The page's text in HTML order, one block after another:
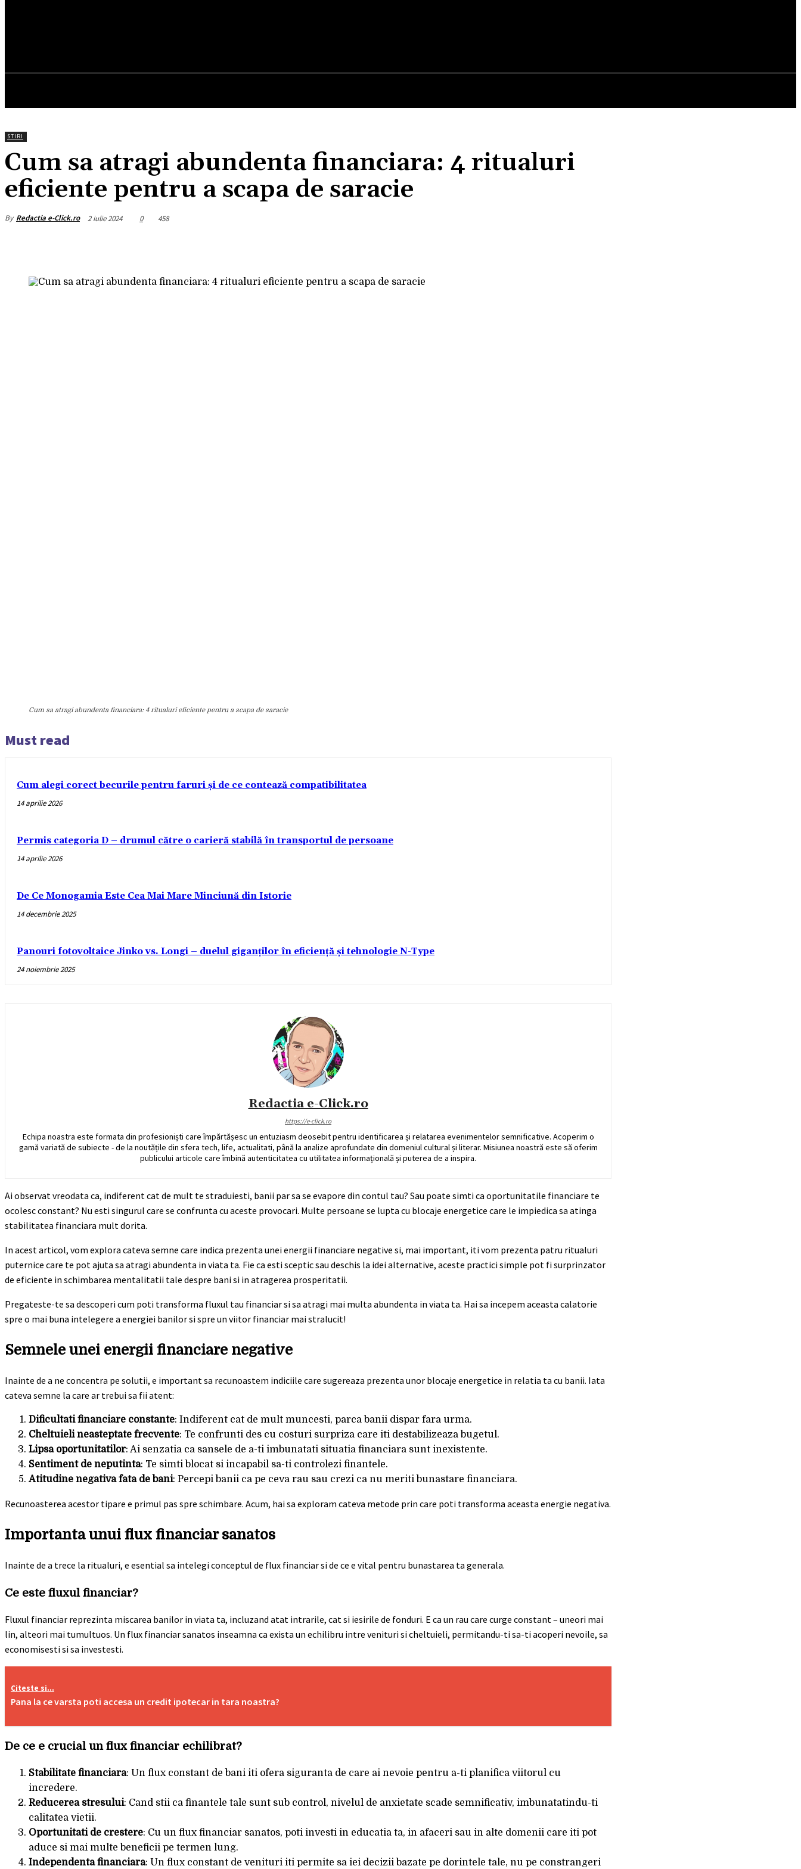
STIRI
Cum sa atragi abundenta financiara: 4 ritualuri
eficiente pentru a scapa de saracie
By Redactia e-Click.ro 2 iulie 2024 0 458
Cum sa atragi abundenta financiara: 4 ritualuri eficiente pentru a scapa de saracie
Must read
Cum alegi corect becurile pentru faruri și de ce contează compatibilitatea
14 aprilie 2026
Permis categoria D – drumul către o carieră stabilă în transportul de persoane
14 aprilie 2026
De Ce Monogamia Este Cea Mai Mare Minciună din Istorie
14 decembrie 2025
Panouri fotovoltaice Jinko vs. Longi – duelul giganților în eficiență și tehnologie N-Type
24 noiembrie 2025
Redactia e-Click.ro
https://e-click.ro
Echipa noastra este formata din profesioniști care împărtășesc un entuziasm deosebit pentru identificarea și relatarea evenimentelor semnificative. Acoperim o
gamă variată de subiecte - de la noutățile din sfera tech, life, actualitati, până la analize aprofundate din domeniul cultural și literar. Misiunea noastră este să oferim
publicului articole care îmbină autenticitatea cu utilitatea informațională și puterea de a inspira.
Ai observat vreodata ca, indiferent cat de mult te straduiesti, banii par sa se evapore din contul tau? Sau poate simti ca oportunitatile financiare te
ocolesc constant? Nu esti singurul care se confrunta cu aceste provocari. Multe persoane se lupta cu blocaje energetice care le impiedica sa atinga
stabilitatea financiara mult dorita.
In acest articol, vom explora cateva semne care indica prezenta unei energii financiare negative si, mai important, iti vom prezenta patru ritualuri
puternice care te pot ajuta sa atragi abundenta in viata ta. Fie ca esti sceptic sau deschis la idei alternative, aceste practici simple pot fi surprinzator
de eficiente in schimbarea mentalitatii tale despre bani si in atragerea prosperitatii.
Pregateste-te sa descoperi cum poti transforma fluxul tau financiar si sa atragi mai multa abundenta in viata ta. Hai sa incepem aceasta calatorie
spre o mai buna intelegere a energiei banilor si spre un viitor financiar mai stralucit!
Semnele unei energii financiare negative
Inainte de a ne concentra pe solutii, e important sa recunoastem indiciile care sugereaza prezenta unor blocaje energetice in relatia ta cu banii. Iata
cateva semne la care ar trebui sa fii atent:
Dificultati financiare constante: Indiferent cat de mult muncesti, parca banii dispar fara urma.
Cheltuieli neasteptate frecvente: Te confrunti des cu costuri surpriza care iti destabilizeaza bugetul.
Lipsa oportunitatilor: Ai senzatia ca sansele de a-ti imbunatati situatia financiara sunt inexistente.
Sentiment de neputinta: Te simti blocat si incapabil sa-ti controlezi finantele.
Atitudine negativa fata de bani: Percepi banii ca pe ceva rau sau crezi ca nu meriti bunastare financiara.
Recunoasterea acestor tipare e primul pas spre schimbare. Acum, hai sa exploram cateva metode prin care poti transforma aceasta energie negativa.
Importanta unui flux financiar sanatos
Inainte de a trece la ritualuri, e esential sa intelegi conceptul de flux financiar si de ce e vital pentru bunastarea ta generala.
Ce este fluxul financiar?
Fluxul financiar reprezinta miscarea banilor in viata ta, incluzand atat intrarile, cat si iesirile de fonduri. E ca un rau care curge constant – uneori mai
lin, alteori mai tumultuos. Un flux financiar sanatos inseamna ca exista un echilibru intre venituri si cheltuieli, permitandu-ti sa-ti acoperi nevoile, sa
economisesti si sa investesti.
Citeste si...
Pana la ce varsta poti accesa un credit ipotecar in tara noastra?
De ce e crucial un flux financiar echilibrat?
Stabilitate financiara: Un flux constant de bani iti ofera siguranta de care ai nevoie pentru a-ti planifica viitorul cu
incredere.
Reducerea stresului: Cand stii ca finantele tale sunt sub control, nivelul de anxietate scade semnificativ, imbunatatindu-ti
calitatea vietii.
Oportunitati de crestere: Cu un flux financiar sanatos, poti investi in educatia ta, in afaceri sau in alte domenii care iti pot
aduce si mai multe beneficii pe termen lung.
Independenta financiara: Un flux constant de venituri iti permite sa iei decizii bazate pe dorintele tale, nu pe constrangeri